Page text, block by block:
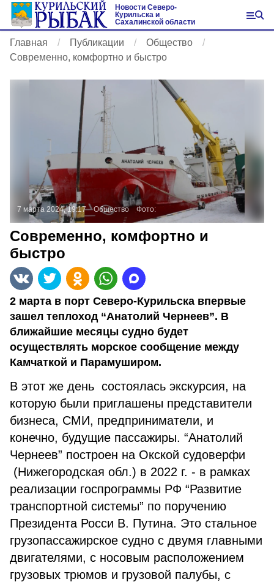
Новости Северо-
Курильска и
Сахалинской области
Главная Публикации
Общество
Современно, комфортно и быстро
7 марта 2024, 19:17 Общество Фото:
Современно, комфортно и
быстро
2 марта в порт Северо-Курильска впервые
зашел теплоход “Анатолий Чернеев”. В
ближайшие месяцы судно будет
осуществлять морское сообщение между
Камчаткой и Парамуширом.
В этот же день состоялась экскурсия, на
которую были приглашены представители
бизнеса, СМИ, предприниматели, и
конечно, будущие пассажиры. “Анатолий
Чернеев” построен на Окской судоверфи
(Нижегородская обл.) в 2022 г. - в рамках
реализации госпрограммы РФ “Развитие
транспортной системы” по поручению
Президента Росси В. Путина. Это стальное
грузопассажирское судно с двумя главными
двигателями, с носовым расположением
грузовых трюмов и грузовой палубы, с